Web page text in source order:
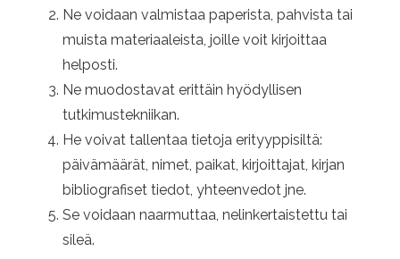
Ne voidaan valmistaa paperista, pahvista tai
muista materiaaleista, joille voit kirjoittaa
helposti.
Ne muodostavat erittäin hyödyllisen
tutkimustekniikan.
He voivat tallentaa tietoja erityyppisiltä:
päivämäärät, nimet, paikat, kirjoittajat, kirjan
bibliografiset tiedot, yhteenvedot jne.
Se voidaan naarmuttaa, nelinkertaistettu tai
sileä.